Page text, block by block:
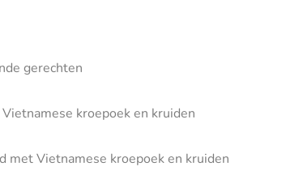
gerechten
kroepoek en kruiden
met Vietnamese kroepoek en kruiden